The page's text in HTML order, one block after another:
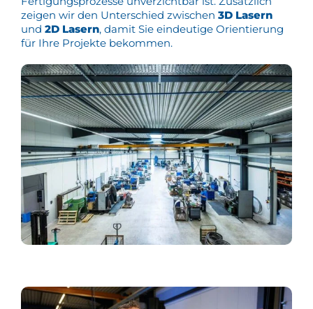
zeigen wir den Unterschied zwischen 3D Lasern
und 2D Lasern, damit Sie eindeutige Orientierung
für Ihre Projekte bekommen.